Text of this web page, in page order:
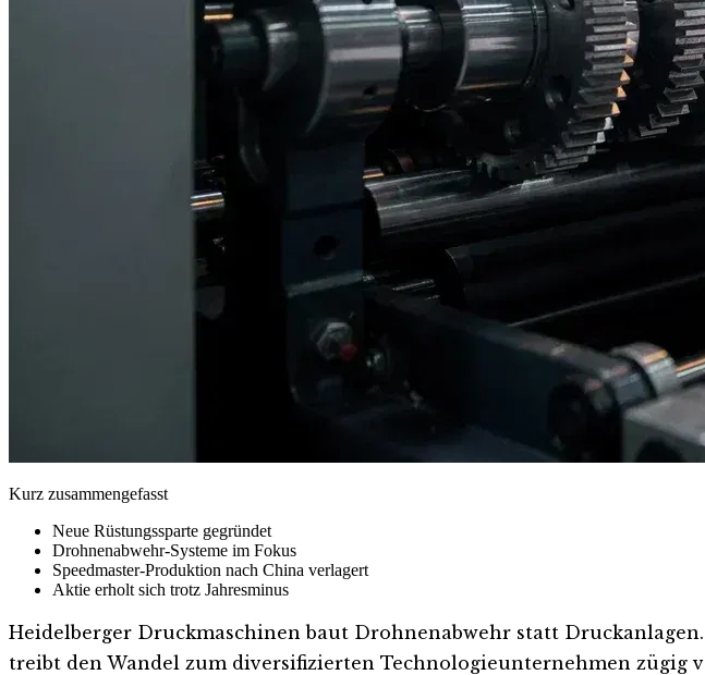
Kurz zusammengefasst
Neue Rüstungssparte gegründet
Drohnenabwehr-Systeme im Fokus
Speedmaster-Produktion nach China verlagert
Aktie erholt sich trotz Jahresminus
Heidelberger Druckmaschinen baut Drohnenabwehr statt
treibt den Wandel zum diversifizierten Technologieunternehmen zügig